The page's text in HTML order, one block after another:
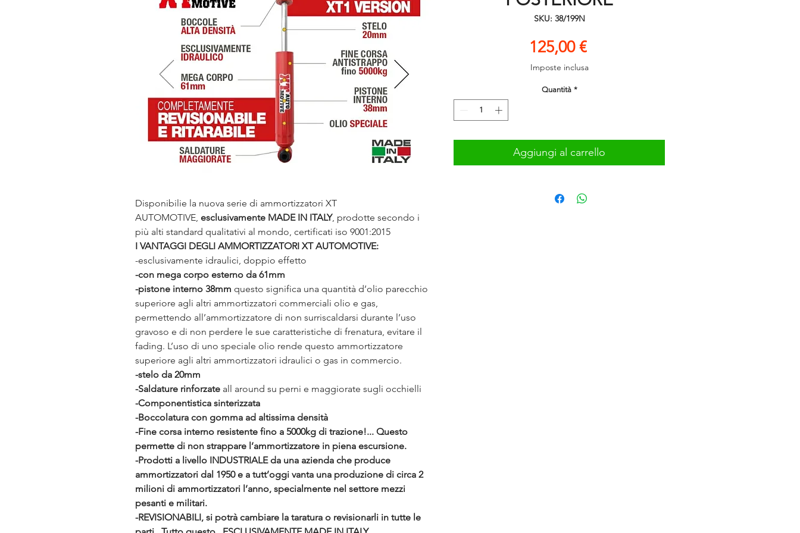
Disponibilie la nuova serie di ammortizzatori XT
AUTOMOTIVE, esclusivamente MADE IN ITALY, prodotte secondo i
più alti standard qualitativi al mondo, certificati iso 9001:2015
I VANTAGGI DEGLI AMMORTIZZATORI XT AUTOMOTIVE:
-esclusivamente idraulici, doppio effetto
-con mega corpo esterno da 61mm
-pistone interno 38mm questo significa una quantità d’olio parecchio
superiore agli altri ammortizzatori commerciali olio e gas,
permettendo all’ammortizzatore di non surriscaldarsi durante l’uso
gravoso e di non perdere le sue caratteristiche di frenatura, evitare il
fading. L’uso di uno speciale olio rende questo ammortizzatore
superiore agli altri ammortizzatori idraulici o gas in commercio.
-stelo da 20mm
-Saldature rinforzate all around su perni e maggiorate sugli occhielli
-Componentistica sinterizzata
-Boccolatura con gomma ad altissima densità
-Fine corsa interno resistente fino a 5000kg di trazione!... Questo
permette di non strappare l’ammortizzatore in piena escursione.
-Prodotti a livello INDUSTRIALE da una azienda che produce
ammortizzatori dal 1950 e a tutt’oggi vanta una produzione di circa 2
milioni di ammortizzatori l’anno, specialmente nel settore mezzi
pesanti e militari.
-REVISIONABILI, si potrà cambiare la taratura o revisionarli in tutte le
SKU: 38/199N
125,00 €Prezzo
Imposte inclusa
Quantità *
Aggiungi al carrello